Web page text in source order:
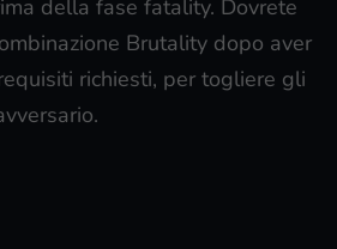
della fase fatality. Dovrete
Brutality dopo aver
richiesti, per togliere gli